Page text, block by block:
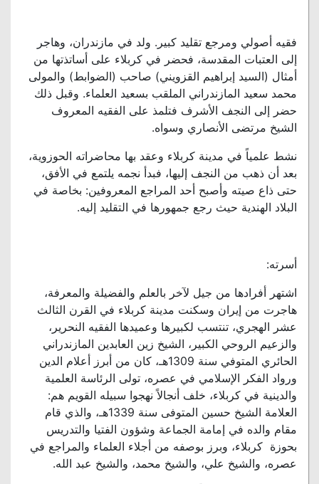
فقيه أصولي ومرجع تقليد كبير. ولد في مازندران، وهاجر
إلى العتبات المقدسة، فحضر في كربلاء على أساتذتها من
أمثال (السيد إبراهيم القزويني) صاحب (الضوابط) والمولى
محمد سعيد المازندراني الملقب بسعيد العلماء. وقبل ذلك
حضر إلى النجف الأشرف فتلمذ على الفقيه المعروف
الشيخ مرتضى الأنصاري وسواه.
نشط علمياً في مدينة كربلاء وعقد بها محاضراته الحوزوية،
بعد أن ذهب من النجف إليها، فبدأ نجمه يلتمع في الأفق،
حتى ذاع صيته وأصبح أحد المراجع المعروفين: بخاصة في
البلاد الهندية حيث رجع جمهورها في التقليد إليه.
أسرته:
اشتهر أفرادها من جيل لآخر بالعلم والفضيلة والمعرفة،
هاجرت من إيران وسكنت مدينة كربلاء في القرن الثالث
عشر الهجري، تنتسب لكبيرها وعميدها الفقيه النحرير،
والزعيم الروحي الكبير، الشيخ زين العابدين المازندراني
الحائري المتوفي سنة 1309هـ، كان من أبرز أعلام الدين
ورواد الفكر الإسلامي في عصره، تولى الرئاسة العلمية
والدينية في كربلاء، خلف أنجالاً نهجوا سبيله القويم هم:
العلامة الشيخ حسين المتوفى سنة 1339هـ، والذي قام
مقام والده في إمامة الجماعة وشؤون الفتيا والتدريس
بحوزة كربلاء، وبرز بوصفه من أجلاء العلماء والمراجع في
عصره، والشيخ علي، والشيخ محمد، والشيخ عبد الله.